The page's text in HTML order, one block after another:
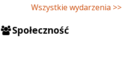
Wszystkie wydarzenia >>
Społeczność